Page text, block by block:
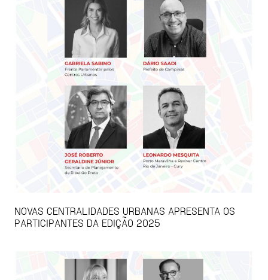
NOVAS CENTRALIDADES URBANAS APRESENTA OS
PARTICIPANTES DA EDIÇÃO 2025